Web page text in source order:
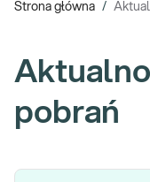
Strona główna /
pobrań